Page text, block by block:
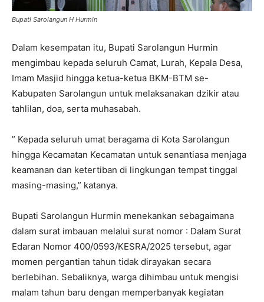
Bupati Sarolangun H Hurmin
Dalam kesempatan itu, Bupati Sarolangun Hurmin
mengimbau kepada seluruh Camat, Lurah, Kepala Desa,
Imam Masjid hingga ketua-ketua BKM-BTM se-
Kabupaten Sarolangun untuk melaksanakan dzikir atau
tahlilan, doa, serta muhasabah.
” Kepada seluruh umat beragama di Kota Sarolangun
hingga Kecamatan Kecamatan untuk senantiasa menjaga
keamanan dan ketertiban di lingkungan tempat tinggal
masing-masing,” katanya.
Bupati Sarolangun Hurmin menekankan sebagaimana
dalam surat imbauan melalui surat nomor : Dalam Surat
Edaran Nomor 400/0593/KESRA/2025 tersebut, agar
momen pergantian tahun tidak dirayakan secara
berlebihan. Sebaliknya, warga dihimbau untuk mengisi
malam tahun baru dengan memperbanyak kegiatan